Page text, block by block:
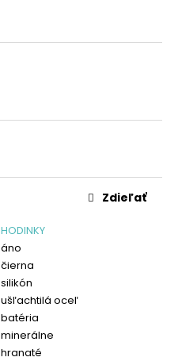
HODINKY
áno
čierna
silikón
ušľachtilá oceľ
batéria
minerálne
hranaté
Zdieľať